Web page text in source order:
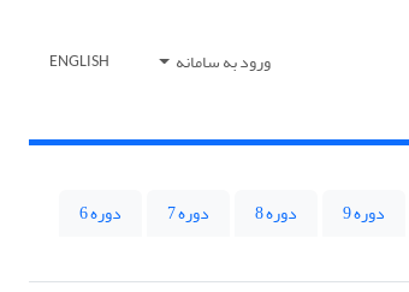
ورود به سامانه ENGLISH
دوره 9 دوره 8 دوره 7
دوره 6